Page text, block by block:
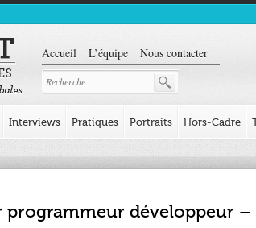
Accueil L’équipe Nous contacter
Interviews Pratiques Portraits Hors-Cadre
développeur –